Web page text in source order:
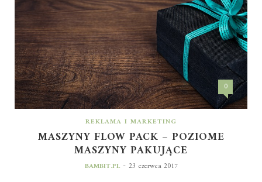
0
REKLAMA I MARKETING
MASZYNY FLOW PACK – POZIOME
MASZYNY PAKUJĄCE
BAMBIT.PL - 23 czerwca 2017